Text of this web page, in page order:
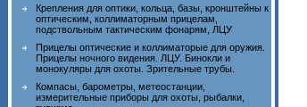
Крепления для оптики, кольца, базы, кронштейны к
оптическим, коллиматорным прицелам,
подствольным тактическим фонарям, ЛЦУ
Прицелы оптические и коллиматорые для оружия.
Прицелы ночного видения. ЛЦУ. Бинокли и
монокуляры для охоты. Зрительные трубы.
Компасы, барометры, метеостанции,
измерительные приборы для охоты, рыбалки,